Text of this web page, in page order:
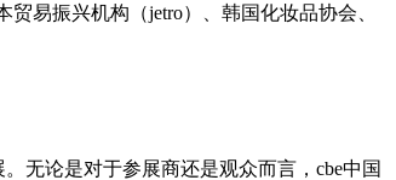
易振兴机构（jetro）、韩国化妆品协会、
无论是对于参展商还是观众而言，cbe中国